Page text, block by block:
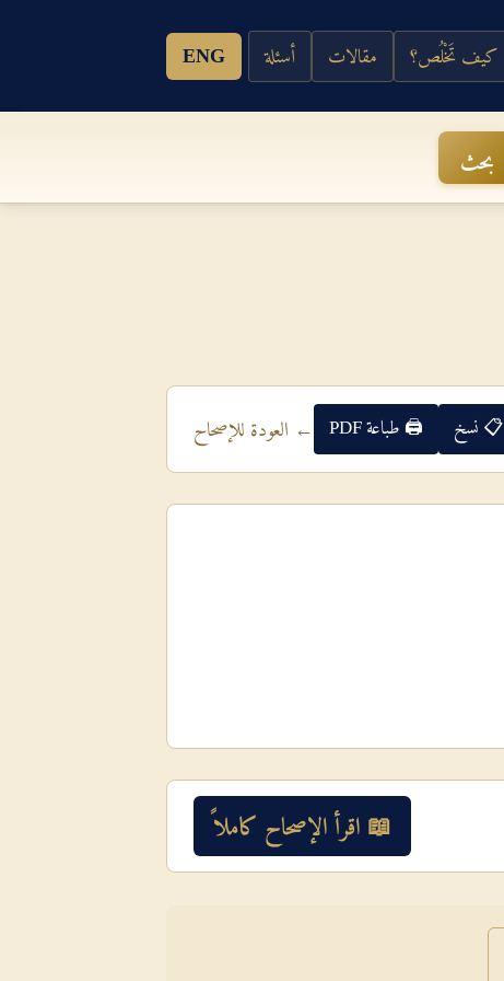
كيف تَخْلُص؟ مقالات أسئلة ENG
بحث
📋 نسخ 🖨 طباعة PDF ← العودة للإصحاح
📖 اقرأ الإصحاح كاملاً